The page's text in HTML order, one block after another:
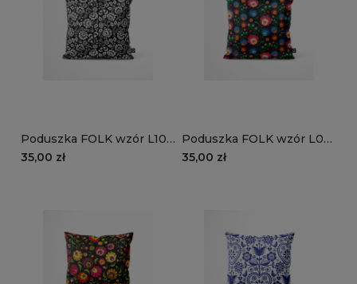
Poduszka FOLK wzór L10 |
białe góralskie kwiaty na
35,00 zł
Poduszka FOLK wzór L09
| kolorowe kwiaty
35,00 zł